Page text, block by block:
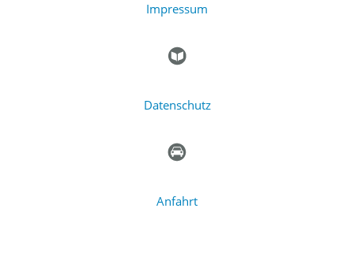
Impressum
Datenschutz
Anfahrt